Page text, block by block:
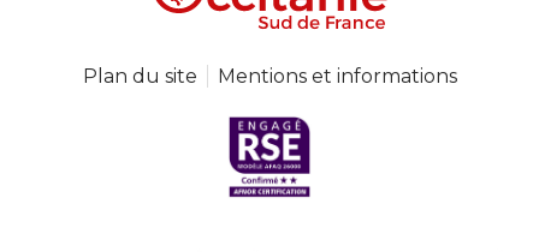
Plan du site Mentions et informations